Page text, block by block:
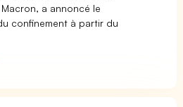
a annoncé le
confinement à partir du